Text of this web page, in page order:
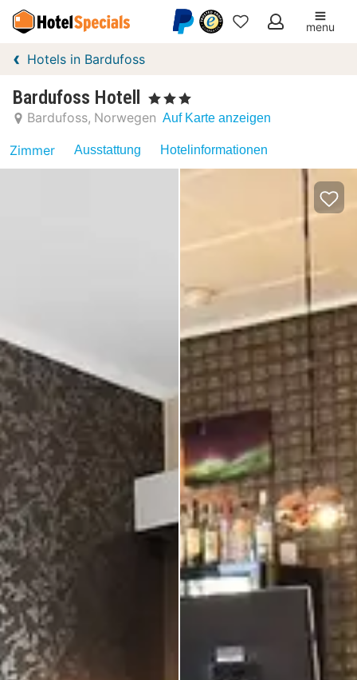
Meine
menu
Hotels in Bardufoss
Bardufoss Hotell , 3 Sterne
Bardufoss Norwegen Auf Karte anzeigen
Zimmer Ausstattung Hotelinformationen